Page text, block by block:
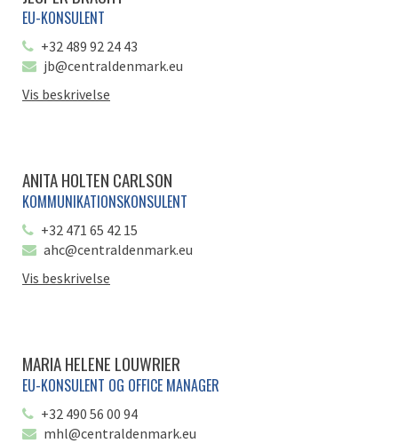
EU-KONSULENT
+32 489 92 24 43
jb@centraldenmark.eu
Vis beskrivelse
ANITA HOLTEN CARLSON
KOMMUNIKATIONSKONSULENT
+32 471 65 42 15
ahc@centraldenmark.eu
Vis beskrivelse
MARIA HELENE LOUWRIER
EU-KONSULENT OG OFFICE MANAGER
+32 490 56 00 94
mhl@centraldenmark.eu